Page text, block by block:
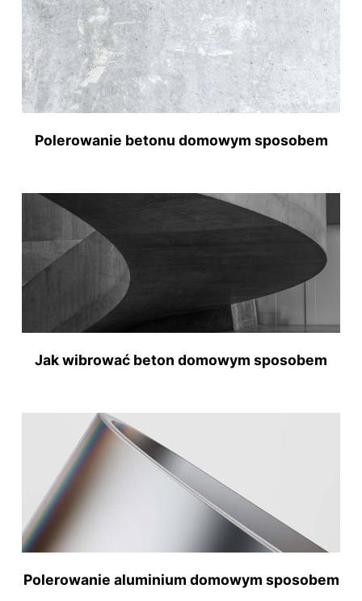
Polerowanie betonu domowym sposobem
Jak wibrować beton domowym sposobem
Polerowanie aluminium domowym sposobem